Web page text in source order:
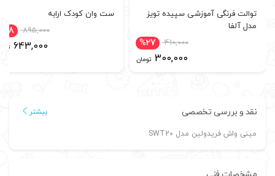
توالت فرنگی آموزشی سپیده تویز
مدل آلفا
%27 410,000
300,000 تومان
ست وان کودک ارابه
895,000
643,000
نقد و بررسی تخصصی بیشتر
مینی واش فریدولین مدل SWT20